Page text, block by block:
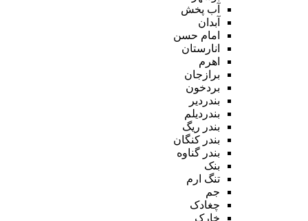
آب پخش
آبدان
امام حسن
انارستان
اهرم
برازجان
بردخون
بندردیر
بندردیلم
بندر ریگ
بندر کنگان
بندر گناوه
بنک
تنگ ارم
جم
چغادک
خارک